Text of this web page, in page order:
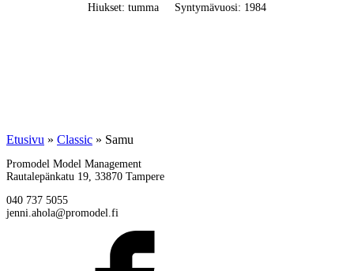
Hiukset: tumma
Syntymävuosi: 1984
Etusivu » Classic » Samu
Promodel Model Management
Rautalepänkatu 19, 33870 Tampere
040 737 5055
jenni.ahola@promodel.fi